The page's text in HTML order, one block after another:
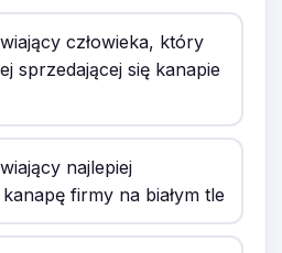
człowieka, który
sprzedającej się kanapie
najlepiej
firmy na białym tle